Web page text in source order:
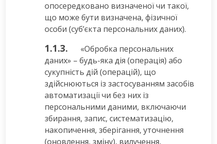
опосередковано визначеної чи такої,
що може бути визначена, фізичної
особи (суб’єкта персональних даних).
1.1.3.
«Обробка персональних
даних» – будь-яка дія (операція) або
сукупність дій (операцій), що
здійснюються із застосуванням засобів
автоматизації чи без них із
персональними даними, включаючи
збирання, запис, систематизацію,
накопичення, зберігання, уточнення
(оновлення, зміну), вилучення,